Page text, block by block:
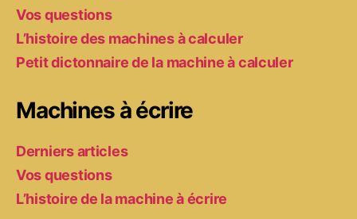
Vos questions
L’histoire des machines à calculer
Petit dictonnaire de la machine à calculer
Machines à écrire
Derniers articles
Vos questions
L’histoire de la machine à écrire